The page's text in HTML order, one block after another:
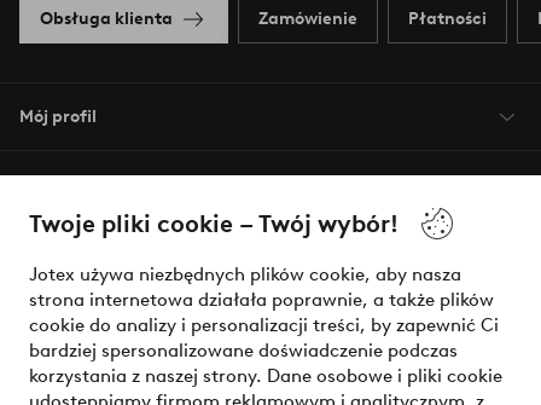
Twoje pliki cookie – Twój wybór!
Jotex używa niezbędnych plików cookie, aby nasza
strona internetowa działała poprawnie, a także plików
cookie do analizy i personalizacji treści, by zapewnić Ci
bardziej spersonalizowane doświadczenie podczas
korzystania z naszej strony. Dane osobowe i pliki cookie
Obsługa klienta Zamówienie Płatności
Mój profil
Warunki